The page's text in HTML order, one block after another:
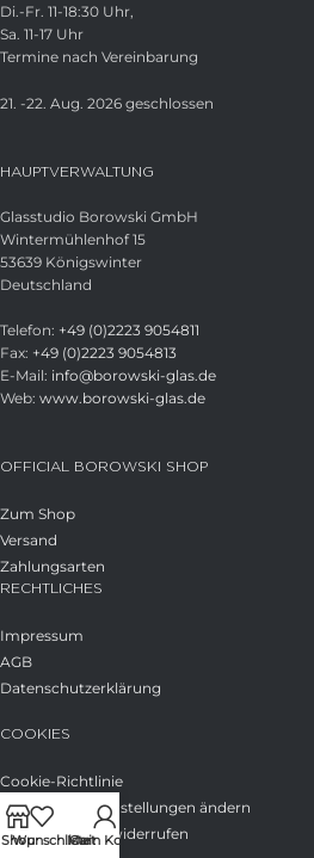
Di.-Fr. 11-18:30 Uhr,
Sa. 11-17 Uhr
Termine nach Vereinbarung
21. -22. Aug. 2026 geschlossen
HAUPTVERWALTUNG
Glasstudio Borowski GmbH
Wintermühlenhof 15
53639 Königswinter
Deutschland
Telefon: +49 (0)2223 9054811
Fax: +49 (0)2223 9054813
E-Mail: info@borowski-glas.de
Web: www.borowski-glas.de
OFFICIAL BOROWSKI SHOP
Zum Shop
Versand
Zahlungsarten
RECHTLICHES
Impressum
AGB
Datenschutzerklärung
COOKIES
Cookie-Richtlinie
Privatsphäre-Einstellungen ändern
Einwilligungen widerrufen
Shop
Wunschliste
Cart
Mein Konto